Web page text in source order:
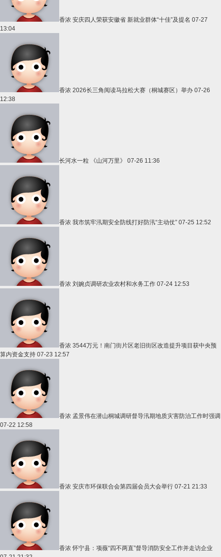
香浓 安庆四人荣获安徽省 新就业群体“十佳”及提名 07-27
13:04
香浓 2026长三角阅读马拉松大赛（桐城赛区）举办 07-26
12:38
长河水一粒 《山河万里》 07-26 11:36
香浓 我市筑牢汛期安全防线打好防汛“主动仗” 07-25 12:52
香浓 刘婉贞调研农业农村和水务工作 07-24 12:53
香浓 3544万元！南门街片区老旧街区改造提升项目获中央预
算内资金支持 07-23 12:57
香浓 孟景伟在潜山桐城调研督导汛期地质灾害防治工作时强调
07-22 12:58
香浓 安庆市环保联合会第四届会员大会举行 07-21 21:33
香浓怀宁县：项薇“四不两直”督导消防安全工作并走访企业